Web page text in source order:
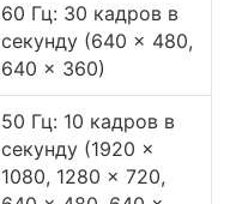
60 Гц: 30 кадров в
секунду (640 × 480,
640 × 360)
50 Гц: 10 кадров в
секунду (1920 ×
1080, 1280 × 720,